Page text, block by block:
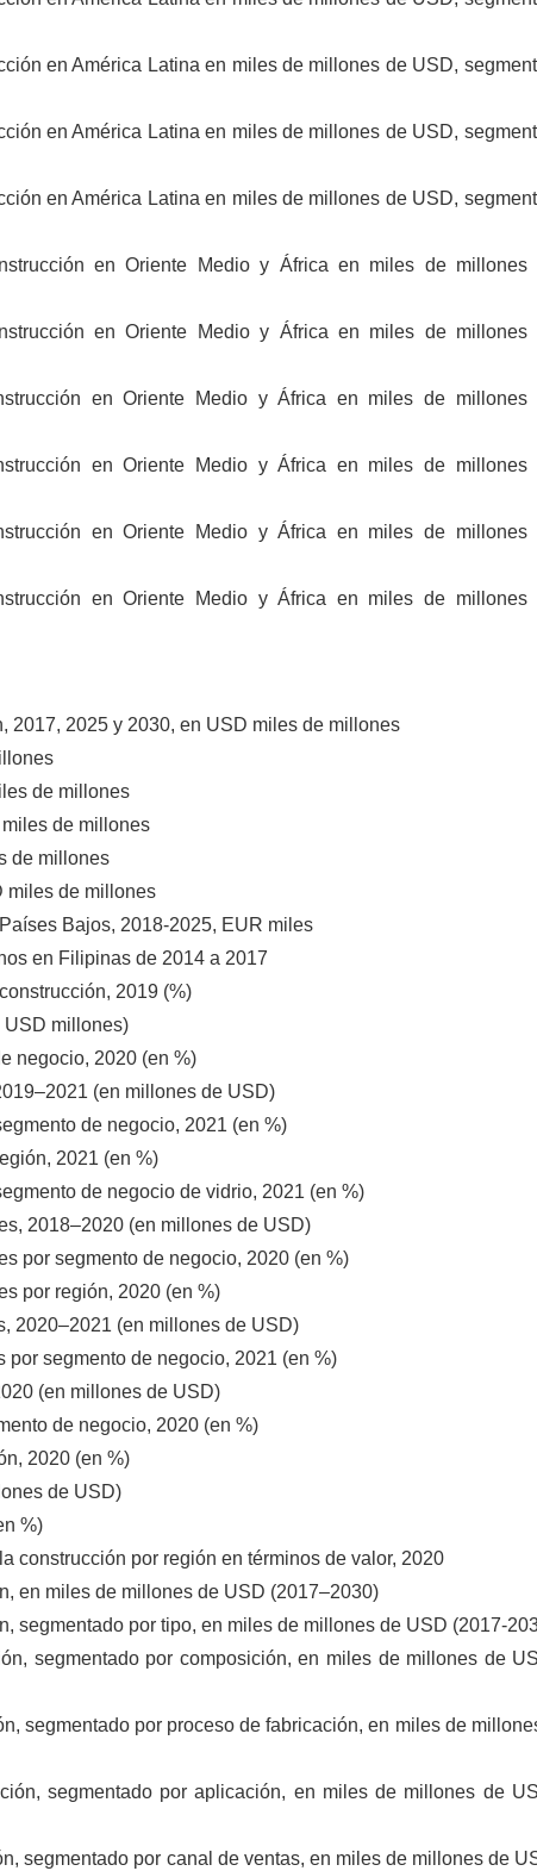
en América Latina en miles de millones de USD,
en América Latina en miles de millones de USD,
en América Latina en miles de millones de USD,
en Oriente Medio y África en miles de millones
en Oriente Medio y África en miles de millones
en Oriente Medio y África en miles de millones
en Oriente Medio y África en miles de millones
en Oriente Medio y África en miles de millones
en Oriente Medio y África en miles de millones
2017, 2025 y 2030, en USD miles de millones
de millones
de millones
de millones
miles de millones
Bajos, 2018-2025, EUR miles
en Filipinas de 2014 a 2017
2019 (%)
USD millones)
negocio, 2020 (en %)
(en millones de USD)
de negocio, 2021 (en %)
2021 (en %)
de negocio de vidrio, 2021 (en %)
2018–2020 (en millones de USD)
por segmento de negocio, 2020 (en %)
por región, 2020 (en %)
2020–2021 (en millones de USD)
segmento de negocio, 2021 (en %)
(en millones de USD)
de negocio, 2020 (en %)
2020 (en %)
de USD)
%)
construcción por región en términos de valor, 2020
en miles de millones de USD (2017–2030)
segmentado por tipo, en miles de millones de USD (2017-
segmentado por composición, en miles de millones de
segmentado por proceso de fabricación, en miles de
segmentado por aplicación, en miles de millones de
segmentado por canal de ventas, en miles de millones de